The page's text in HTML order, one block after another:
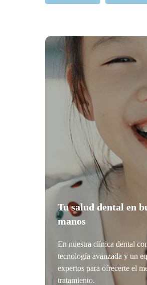
Tu salud dental en
manos
En nuestra clínica dental
tecnología avanzada y un
expertos para ofrecerte el
tratamiento.